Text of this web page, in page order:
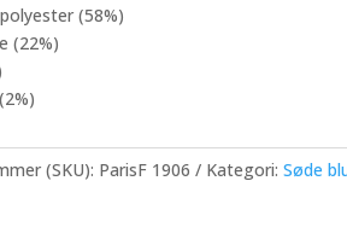
(58%)
(22%)
(SKU): ParisF 1906 Kategori: Søde